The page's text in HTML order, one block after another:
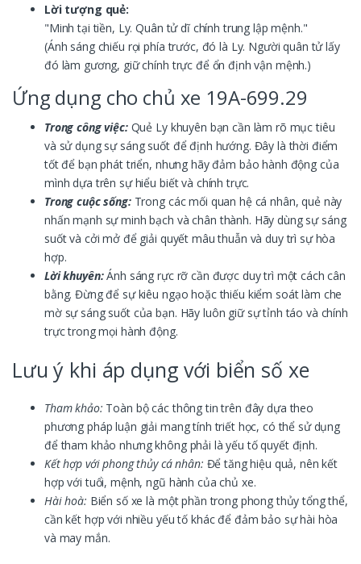
Lời tượng quẻ:
"Minh tại tiền, Ly. Quân tử dĩ chính trung lập mệnh."
(Ánh sáng chiếu rọi phía trước, đó là Ly. Người quân tử lấy
đó làm gương, giữ chính trực để ổn định vận mệnh.)
Ứng dụng cho chủ xe 19A-699.29
Trong công việc:Quẻ Ly khuyên bạn cần làm rõ mục tiêu
và sử dụng sự sáng suốt để định hướng. Đây là thời điểm
tốt để bạn phát triển, nhưng hãy đảm bảo hành động của
mình dựa trên sự hiểu biết và chính trực.
Trong cuộc sống:Trong các mối quan hệ cá nhân, quẻ này
nhấn mạnh sự minh bạch và chân thành. Hãy dùng sự sáng
suốt và cởi mở để giải quyết mâu thuẫn và duy trì sự hòa
hợp.
Lời khuyên:Ánh sáng rực rỡ cần được duy trì một cách cân
bằng. Đừng để sự kiêu ngạo hoặc thiếu kiểm soát làm che
mờ sự sáng suốt của bạn. Hãy luôn giữ sự tỉnh táo và chính
trực trong mọi hành động.
Lưu ý khi áp dụng với biển số xe
Tham khảo: Toàn bộ các thông tin trên đây dựa theo
phương pháp luận giải mang tính triết học, có thể sử dụng
để tham khảo nhưng không phải là yếu tố quyết định.
Kết hợp với phong thủy cá nhân: Để tăng hiệu quả, nên kết
hợp với tuổi, mệnh, ngũ hành của chủ xe.
Hài hoà: Biển số xe là một phần trong phong thủy tổng thể,
cần kết hợp với nhiều yếu tố khác để đảm bảo sự hài hòa
và may mắn.